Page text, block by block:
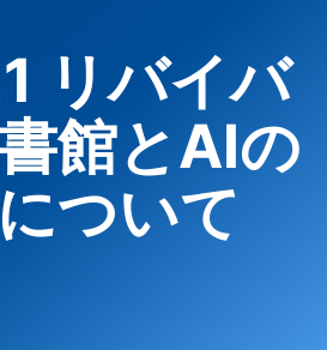
リバイバ
館とAIの
ついて